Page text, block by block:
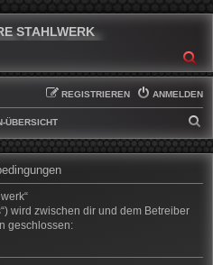
STAHLWERK
ANMELDEN
REGISTRIEREN
ÜBERSICHT
U
H
wird zwischen dir und dem Betreiber
geschlossen: